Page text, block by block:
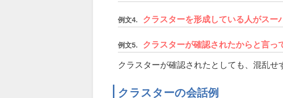
例文4. クラスターを形成している人がスー
例文5. クラスターが確認されたからと言っ
クラスターが確認されたとしても、混乱せ
クラスターの会話例